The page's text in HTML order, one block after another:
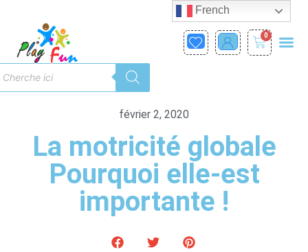
0
février 2, 2020
La motricité globale
Pourquoi elle-est
importante !
French